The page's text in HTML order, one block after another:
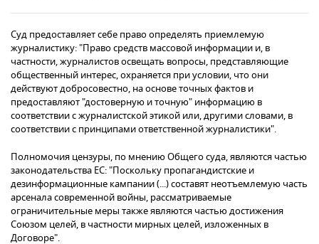
Суд предоставляет себе право определять приемлемую
журналистику: "Право средств массовой информации и, в
частности, журналистов освещать вопросы, представляющие
общественный интерес, охраняется при условии, что они
действуют добросовестно, на основе точных фактов и
предоставляют "достоверную и точную" информацию в
соответствии с журналистской этикой или, другими словами, в
соответствии с принципами ответственной журналистики".
Полномочия цензуры, по мнению Общего суда, являются частью
законодательства ЕС: "Поскольку пропагандистские и
дезинформационные кампании (...) составят неотъемлемую часть
арсенала современной войны, рассматриваемые
ограничительные меры также являются частью достижения
Союзом целей, в частности мирных целей, изложенных в
Договоре".